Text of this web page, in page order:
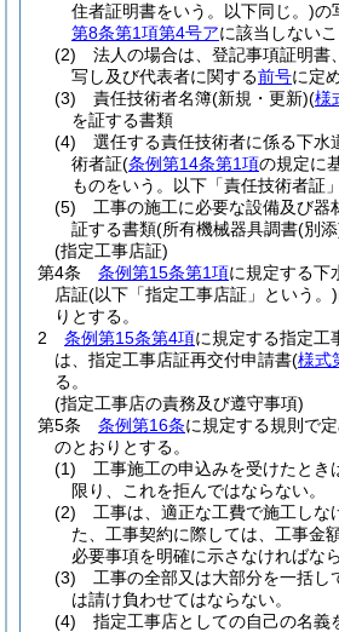
住者証明書をいう。以下同じ。)の
第8条第1項第4号アに該当しない
(2)
法人の場合は、登記事項証明書
写し及び代表者に関する前号に定
(3)
責任技術者名簿(新規・更新)(様
を証する書類
(4)
選任する責任技術者に係る下水
術者証(条例第14条第1項の規定に
ものをいう。以下「責任技術者証
(5)
工事の施工に必要な設備及び器
証する書類(所有機械器具調書(別
(指定工事店証)
第4条
条例第15条第1項に規定する下
店証(以下「指定工事店証」という。)
りとする。
2
条例第15条第4項に規定する指定工
は、指定工事店証再交付申請書(様式
る。
(指定工事店の責務及び遵守事項)
第5条
条例第16条に規定する規則で
のとおりとする。
(1)
工事施工の申込みを受けたとき
限り、これを拒んではならない。
(2)
工事は、適正な工費で施工しな
た、工事契約に際しては、工事金
必要事項を明確に示さなければなら
(3)
工事の全部又は大部分を一括し
は請け負わせてはならない。
(4)
指定工事店としての自己の名義